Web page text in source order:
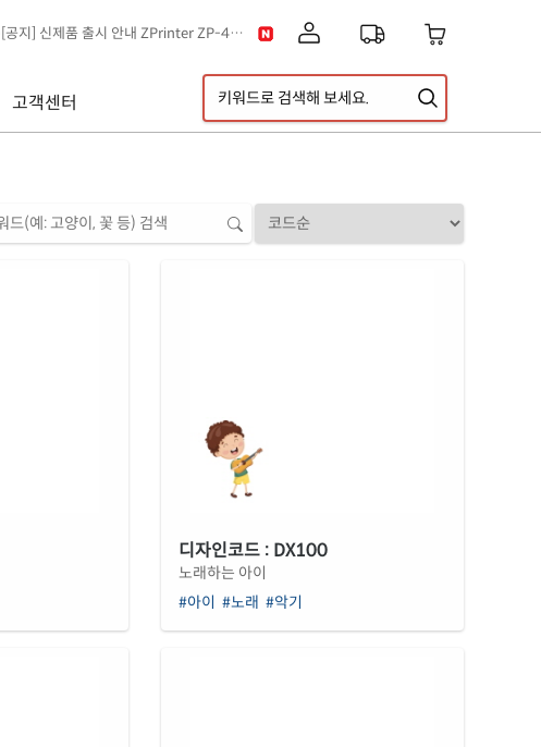
[공지] 신제품 출시 안내 ZPrinter ZP-4121B
[공지] 아이라벨 무료배송 기준 금액 변경 안내
[공지] A5 라벨지 신제품 출시 안내
[라벨스페이스] 클립아트 디자인 추가!
고객센터
디자인코드 : DX100
노래하는 아이
#아이 #노래 #악기